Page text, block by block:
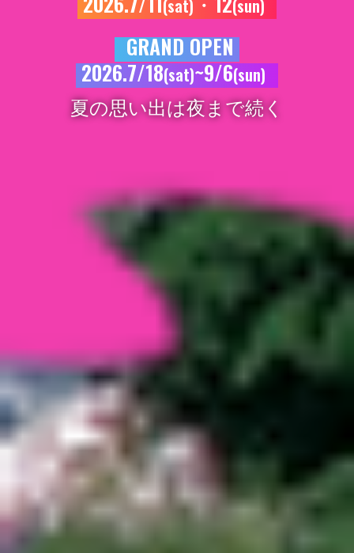
(sat) (sun)
GRAND OPEN
2026.7/18(sat)~9/6(sun)
夏の思い出は夜まで続く